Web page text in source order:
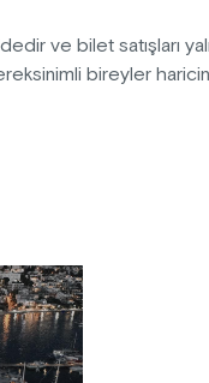
ve bilet satışları
bireyler
baba refakatinde
alanına
için,
alanını
araçları (video